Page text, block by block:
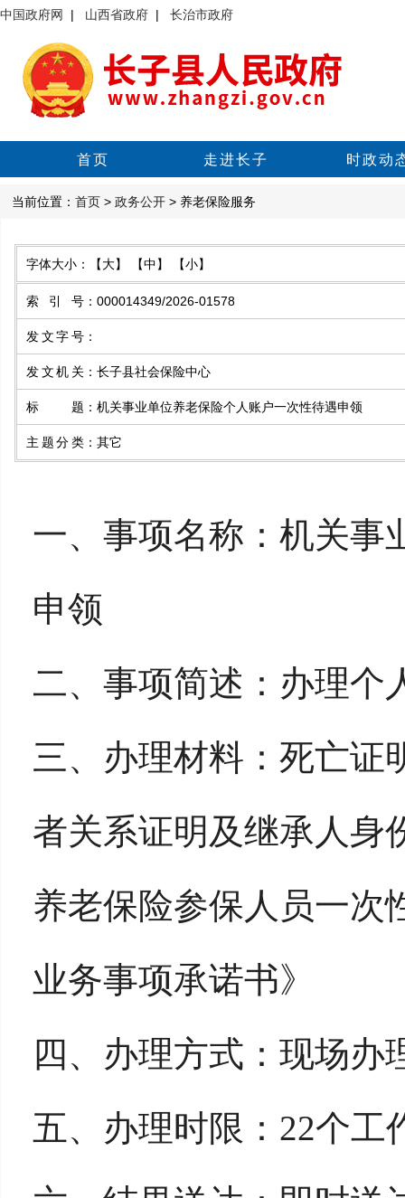
中国政府网 | 山西省政府 | 长治市政府
首页 走进长子 时政动
当前位置： 首页 > 政务公开 > 养老保险服务
字体大小： 【大】 【中】 【小】
索引号 ： 000014349/2026-01578
发文字号 ：
发文机关 ： 长子县社会保险中心
标题 ： 机关事业单位养老保险个人账户一次性待遇申领
主题分类 ： 其它
一、事项名称：机关事
申领
二、事项简述：办理个
三、办理材料：死亡证
者关系证明及继承人身
养老保险参保人员一次
业务事项承诺书》
四、办理方式：现场办
五、办理时限：22个工